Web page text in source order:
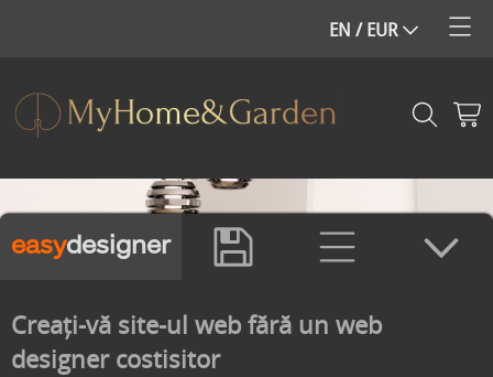
easydesigner
Creați-vă site-ul web fără un web
designer costisitor